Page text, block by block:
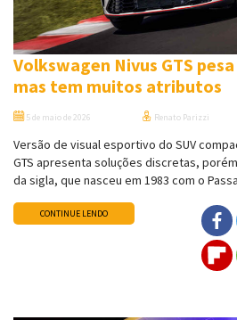
Volkswagen Nivus GTS
mas tem muitos atributos
5 de maio de 2026 Renato Parizzi
Versão de visual esportivo do SUV
GTS apresenta soluções discretas,
da sigla, que nasceu em 1983 com o
CONTINUE LENDO